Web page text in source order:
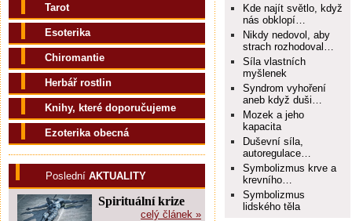
Kde najít světlo, když
nás obklopí…
Nikdy nedovol, aby
strach rozhodoval…
Síla vlastních
myšlenek
Syndrom vyhoření
aneb když duši…
Mozek a jeho
kapacita
Duševní síla,
autoregulace…
Symbolizmus krve a
krevního…
Symbolizmus
lidského těla
Tarot
Esoterika
Chiromantie
Herbář rostlin
Knihy, které doporučujeme
Ezoterika obecná
Poslední AKTUALITY
Spirituální krize
celý článek »